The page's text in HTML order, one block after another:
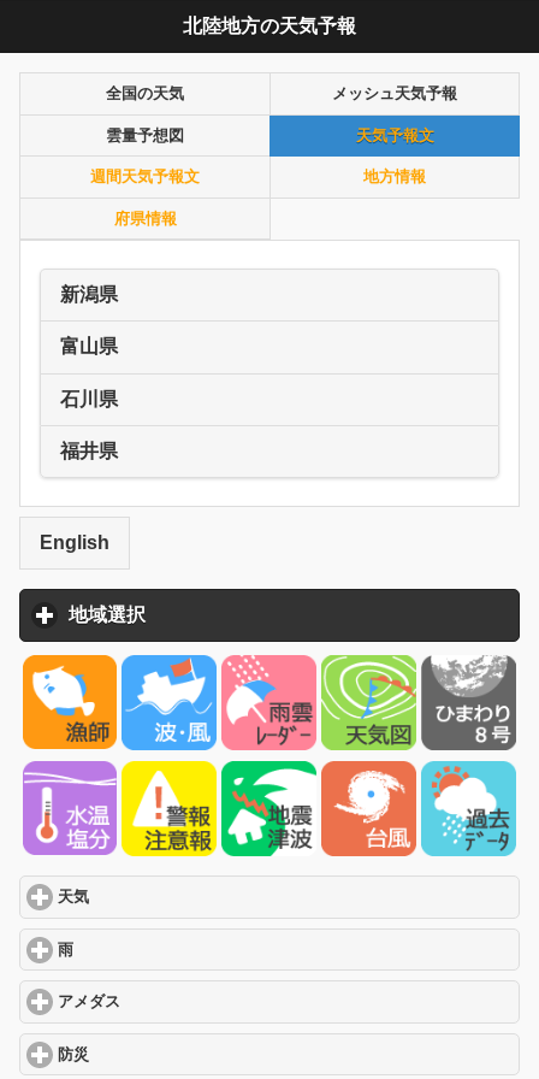
北陸地方の天気予報
全国の天気 メッシュ天気予報
雲量予想図 天気予報文
週間天気予報文 地方情報
府県情報
新潟県
富山県
石川県
福井県
English
地域選択
天気
雨
アメダス
防災